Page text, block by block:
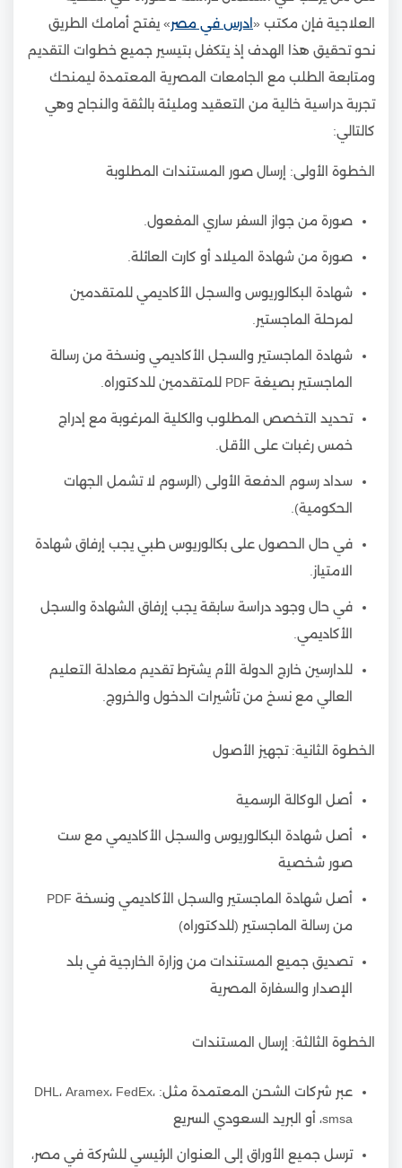
العلاجية فإن مكتب « ادرس في مصر» يفتح أمامك الطريق
نحو تحقيق هذا الهدف إذ يتكفل بتيسير جميع خطوات التقديم
ومتابعة الطلب مع الجامعات المصرية المعتمدة ليمنحك
تجربة دراسية خالية من التعقيد ومليئة بالثقة والنجاح وهي
كالتالي:
الخطوة الأولى: إرسال صور المستندات المطلوبة
صورة من جواز السفر ساري المفعول.
صورة من شهادة الميلاد أو كارت العائلة.
شهادة البكالوريوس والسجل الأكاديمي للمتقدمين
لمرحلة الماجستير.
شهادة الماجستير والسجل الأكاديمي ونسخة من رسالة
الماجستير بصيغة PDF للمتقدمين للدكتوراه.
تحديد التخصص المطلوب والكلية المرغوبة مع إدراج
خمس رغبات على الأقل.
سداد رسوم الدفعة الأولى (الرسوم لا تشمل الجهات
الحكومية).
في حال الحصول على بكالوريوس طبي يجب إرفاق شهادة
الامتياز.
في حال وجود دراسة سابقة يجب إرفاق الشهادة والسجل
الأكاديمي.
للدارسين خارج الدولة الأم يشترط تقديم معادلة التعليم
العالي مع نسخ من تأشيرات الدخول والخروج.
الخطوة الثانية: تجهيز الأصول
أصل الوكالة الرسمية
أصل شهادة البكالوريوس والسجل الأكاديمي مع ست
صور شخصية
أصل شهادة الماجستير والسجل الأكاديمي ونسخة PDF
من رسالة الماجستير (للدكتوراه)
تصديق جميع المستندات من وزارة الخارجية في بلد
الإصدار والسفارة المصرية
الخطوة الثالثة: إرسال المستندات
عبر شركات الشحن المعتمدة مثل: DHL، Aramex، FedEx،
smsa، أو البريد السعودي السريع
ترسل جميع الأوراق إلى العنوان الرئيسي للشركة في مصر،